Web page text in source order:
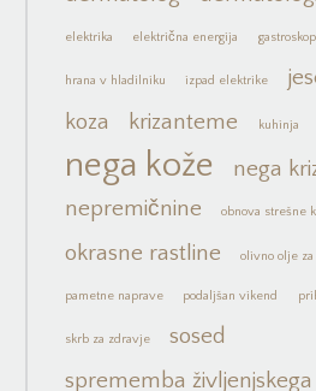
elektrika električna energija
hrana v hladilniku izpad elektrike
koza
krizanteme kuhinja
nega kože
nega
nepremičnine
obnova strešne
okrasne rastline olivno olje za
pametne naprave podaljšan vikend
skrb za zdravje
sosed
sprememba življenjskega